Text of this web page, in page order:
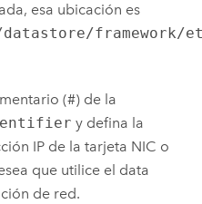
esa ubicación es
framework/
(#) de la
y defina la
IP de la tarjeta NIC o
que utilice el data
de red.